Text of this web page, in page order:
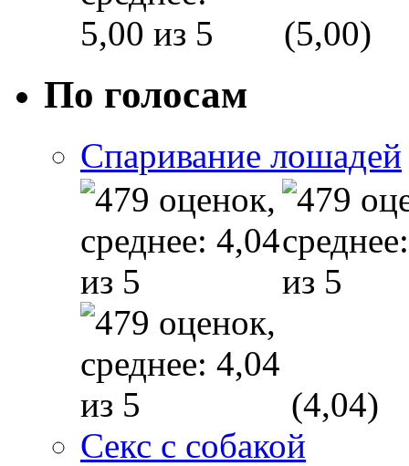
(5,00)
По голосам
Спаривание лошадей
(4,04)
Секс с собакой